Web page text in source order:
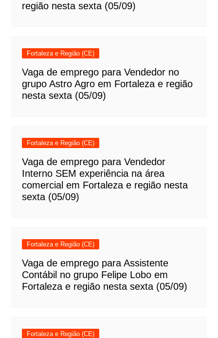
região nesta sexta (05/09)
Fortaleza e Região (CE)
Vaga de emprego para Vendedor no
grupo Astro Agro em Fortaleza e região
nesta sexta (05/09)
Fortaleza e Região (CE)
Vaga de emprego para Vendedor
Interno SEM experiência na área
comercial em Fortaleza e região nesta
sexta (05/09)
Fortaleza e Região (CE)
Vaga de emprego para Assistente
Contábil no grupo Felipe Lobo em
Fortaleza e região nesta sexta (05/09)
Fortaleza e Região (CE)